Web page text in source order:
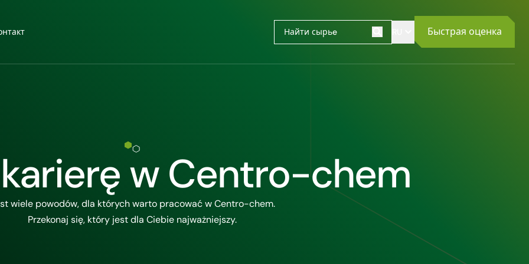
Быстрая оценка
w Centro-chem
wiele powodów, dla których warto pracować w Centro-chem.
Przekonaj się, który jest dla Ciebie najważniejszy.